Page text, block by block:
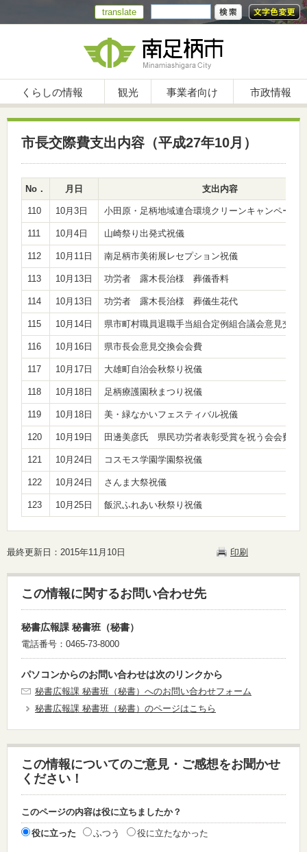
translate
くらしの情報 観光 事業者向け 市政情報
市長交際費支出内容（平成27年10月）
No． 月日 支出内容
110 10月3日 小田原・足柄地域連合環境クリーンキャンペーン
111 10月4日 山崎祭り出発式祝儀
112 10月11日 南足柄市美術展レセプション祝儀
113 10月13日 功労者 露木長治様 葬儀香料
114 10月13日 功労者 露木長治様 葬儀生花代
115 10月14日 県市町村職員退職手当組合定例組合議会意見交換
116 10月16日 県市長会意見交換会会費
117 10月17日 大雄町自治会秋祭り祝儀
118 10月18日 足柄療護園秋まつり祝儀
119 10月18日 美・緑なかいフェスティバル祝儀
120 10月19日 田邊美彦氏 県民功労者表彰受賞を祝う会会費
121 10月24日 コスモス学園学園祭祝儀
122 10月24日 さんま大祭祝儀
123 10月25日 飯沢ふれあい秋祭り祝儀
最終更新日：2015年11月10日 印刷
この情報に関するお問い合わせ先
秘書広報課 秘書班（秘書）
電話番号：0465-73-8000
パソコンからのお問い合わせは次のリンクから
秘書広報課 秘書班（秘書）へのお問い合わせフォーム
秘書広報課 秘書班（秘書）のページはこちら
この情報についてのご意見・ご感想をお聞かせ
ください！
このページの内容は役に立ちましたか？
役に立った ふつう 役に立たなかった